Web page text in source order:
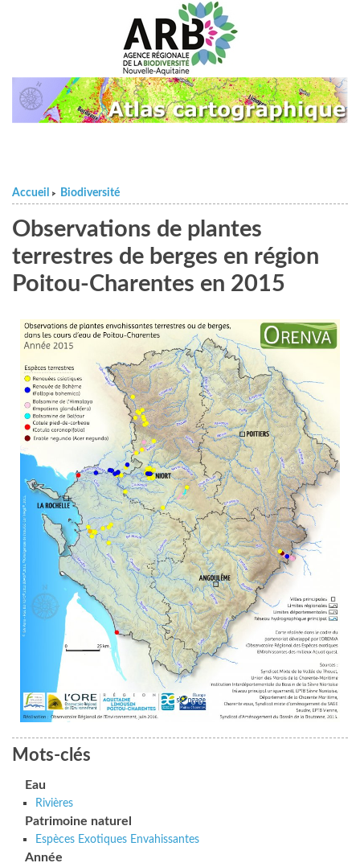
Accueil > Biodiversité
Observations de plantes
terrestres de berges en région
Poitou-Charentes en 2015
Mots-clés
Eau
Rivières
Patrimoine naturel
Espèces Exotiques Envahissantes
Année